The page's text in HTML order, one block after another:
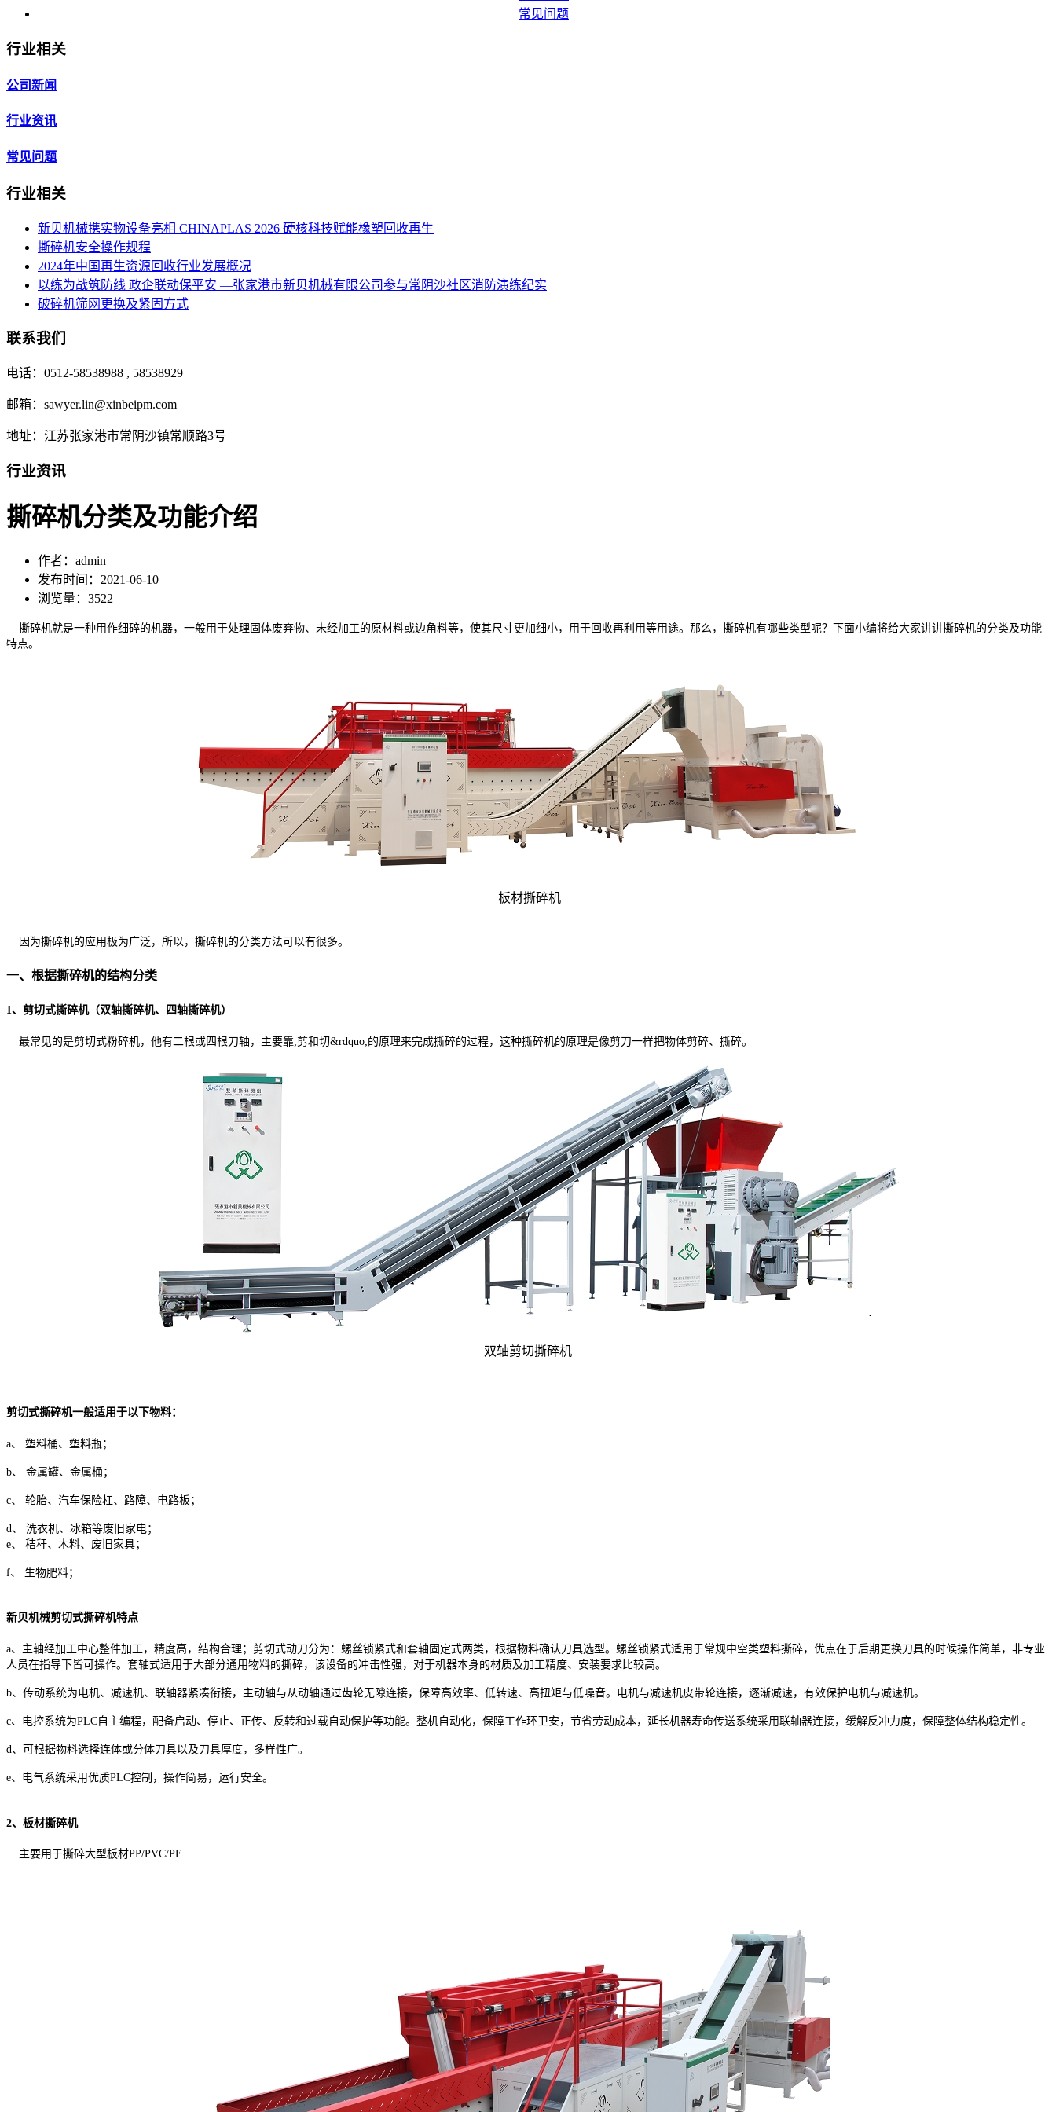
常见问题
行业相关
公司新闻
行业资讯
常见问题
行业相关
新贝机械携实物设备亮相 CHINAPLAS 2026 硬核科技赋能橡塑回收再生
撕碎机安全操作规程
2024年中国再生资源回收行业发展概况
以练为战筑防线 政企联动保平安 —张家港市新贝机械有限公司参与常阴沙社区消防演练纪实
破碎机筛网更换及紧固方式
联系我们
电话：0512-58538988 , 58538929
邮箱：sawyer.lin@xinbeipm.com
地址：江苏张家港市常阴沙镇常顺路3号
行业资讯
撕碎机分类及功能介绍
作者：admin
发布时间：2021-06-10
浏览量：3522
撕碎机就是一种用作细碎的机器，一般用于处理固体废弃物、未经加工的原材料或边角料等，使其尺寸更加细小，用于回收再利用等用途。那么，撕碎机有哪些类型呢？下面小编将给大家讲讲撕碎机的分类及功能
特点。
板材撕碎机
因为撕碎机的应用极为广泛，所以，撕碎机的分类方法可以有很多。
一、根据撕碎机的结构分类
1、剪切式撕碎机（双轴撕碎机、四轴撕碎机）
最常见的是剪切式粉碎机，他有二根或四根刀轴，主要靠;剪和切&rdquo;的原理来完成撕碎的过程，这种撕碎机的原理是像剪刀一样把物体剪碎、撕碎。
双轴剪切撕碎机
剪切式撕碎机一般适用于以下物料：
a、 塑料桶、塑料瓶；
b、 金属罐、金属桶；
c、 轮胎、汽车保险杠、路障、电路板；
d、 洗衣机、冰箱等废旧家电；
e、 秸秆、木料、废旧家具；
f、 生物肥料；
新贝机械剪切式撕碎机特点
a、主轴经加工中心整件加工，精度高，结构合理；剪切式动刀分为：螺丝锁紧式和套轴固定式两类，根据物料确认刀具选型。螺丝锁紧式适用于常规中空类塑料撕碎，优点在于后期更换刀具的时候操作简单，非专业
人员在指导下皆可操作。套轴式适用于大部分通用物料的撕碎，该设备的冲击性强，对于机器本身的材质及加工精度、安装要求比较高。
b、传动系统为电机、减速机、联轴器紧凑衔接，主动轴与从动轴通过齿轮无隙连接，保障高效率、低转速、高扭矩与低噪音。电机与减速机皮带轮连接，逐渐减速，有效保护电机与减速机。
c、电控系统为PLC自主编程，配备启动、停止、正传、反转和过载自动保护等功能。整机自动化，保障工作环卫安，节省劳动成本，延长机器寿命传送系统采用联轴器连接，缓解反冲力度，保障整体结构稳定性。
d、可根据物料选择连体或分体刀具以及刀具厚度，多样性广。
e、电气系统采用优质PLC控制，操作简易，运行安全。
2、板材撕碎机
主要用于撕碎大型板材PP/PVC/PE